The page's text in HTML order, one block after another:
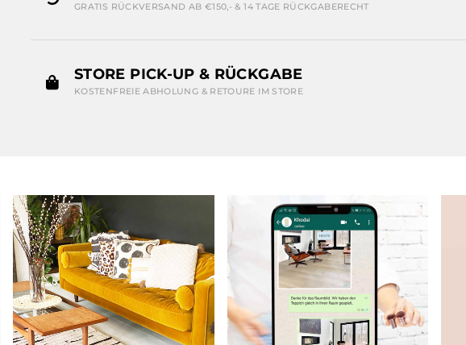
GRATIS RÜCKVERSAND AB €150,- & 14 TAGE RÜCKGABERECHT
STORE PICK-UP & RÜCKGABE
KOSTENFREIE ABHOLUNG & RETOURE IM STORE